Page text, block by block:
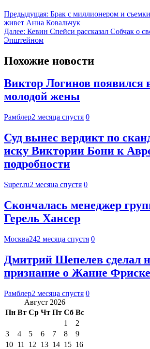
Предыдущая: Брак с миллионером и
живет Анна Ковальчук
Далее: Кевин Спейси рассказал Собчак о
Эпштейном
Похожие новости
Виктор Логинов появился
молодой жены
Рамблер2 месяца спустя 0
Суд вынес вердикт по
иску Виктории Бони к
подробности
Super.ru2 месяца спустя 0
Скончалась менеджер
Герель Хансер
Москва242 месяца спустя 0
Дмитрий Шепелев сделал
признание о Жанне Фриске
Рамблер2 месяца спустя 0
Август 2026
Пн Вт Ср Чт Пт Сб Вс
1
2
3
4 5 6 7 8
9
10 11 12 13 14 15 16